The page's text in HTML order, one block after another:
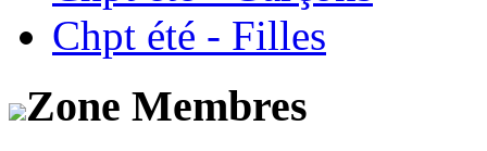
Chpt été - Filles
Zone Membres